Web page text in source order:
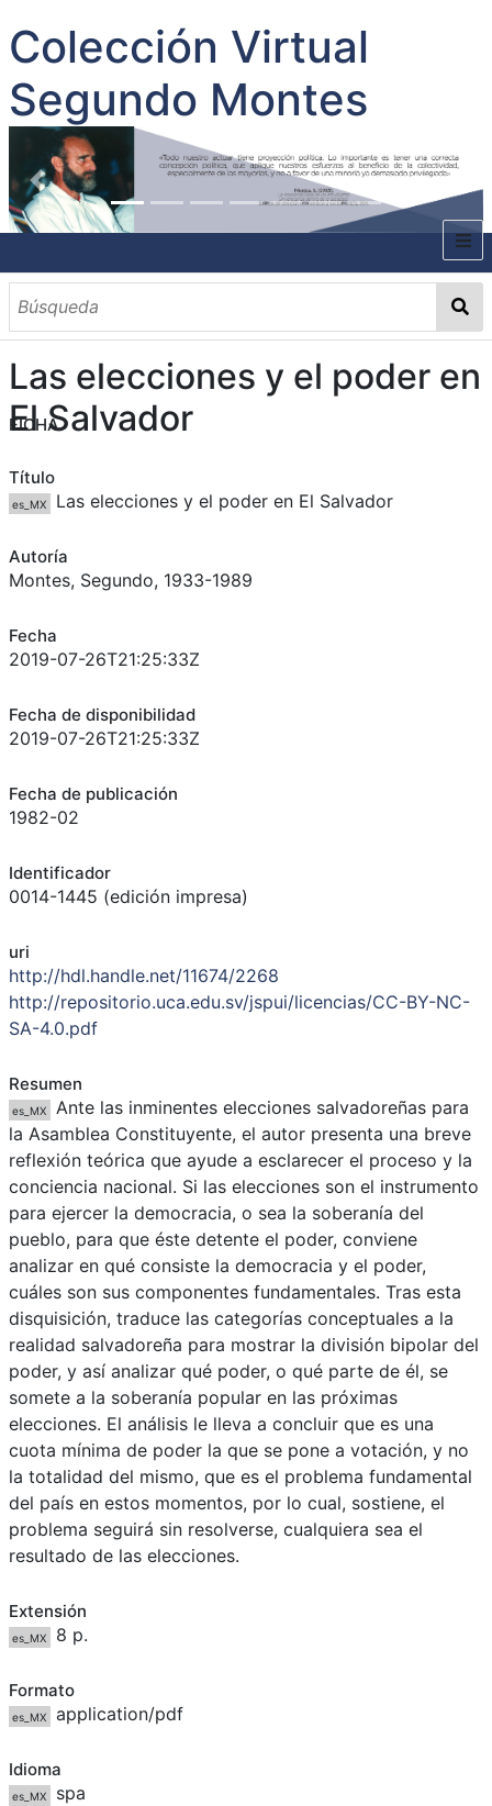
Colección Virtual
Segundo Montes
INICIO
SOBRE EL AUTOR
CONTENIDO
TODOS LOS DOCUMENTOS
CATEGORIAS
OBRAS SOBRE EL AUTOR P. SEGUNDO MONTES
MATERIAS
PALABRAS CLAVES
MULTIMEDIA
GALERÍA
Las elecciones y el poder en
El Salvador
FICHA
Título
es_MX Las elecciones y el poder en El Salvador
Autoría
Montes, Segundo, 1933-1989
Fecha
2019-07-26T21:25:33Z
Fecha de disponibilidad
2019-07-26T21:25:33Z
Fecha de publicación
1982-02
Identificador
0014-1445 (edición impresa)
uri
http://hdl.handle.net/11674/2268
http://repositorio.uca.edu.sv/jspui/licencias/CC-BY-NC-
SA-4.0.pdf
Resumen
es_MX
Ante las inminentes elecciones salvadoreñas para
la Asamblea Constituyente, el autor presenta una breve
reflexión teórica que ayude a esclarecer el proceso y la
conciencia nacional. Si las elecciones son el instrumento
para ejercer la democracia, o sea la soberanía del
pueblo, para que éste detente el poder, conviene
analizar en qué consiste la democracia y el poder,
cuáles son sus componentes fundamentales. Tras esta
disquisición, traduce las categorías conceptuales a la
realidad salvadoreña para mostrar la división bipolar del
poder, y así analizar qué poder, o qué parte de él, se
somete a la soberanía popular en las próximas
elecciones. El análisis le lleva a concluir que es una
cuota mínima de poder la que se pone a votación, y no
la totalidad del mismo, que es el problema fundamental
del país en estos momentos, por lo cual, sostiene, el
problema seguirá sin resolverse, cualquiera sea el
resultado de las elecciones.
Extensión
es_MX 8 p.
Formato
es_MX application/pdf
Idioma
es_MX spa